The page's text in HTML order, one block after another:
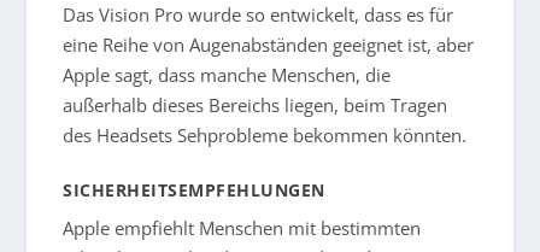
Das Vision Pro wurde so entwickelt, dass es für
eine Reihe von Augenabständen geeignet ist, aber
Apple sagt, dass manche Menschen, die
außerhalb dieses Bereichs liegen, beim Tragen
des Headsets Sehprobleme bekommen könnten.
SICHERHEITSEMPFEHLUNGEN
Apple empfiehlt Menschen mit bestimmten